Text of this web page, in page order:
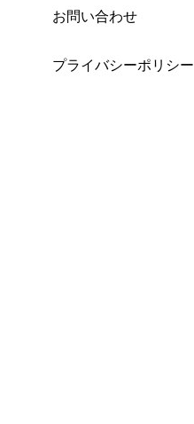
お問い合わせ
プライバシーポリシー